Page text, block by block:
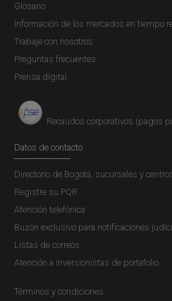
Glosario
Información de los mercados en tiempo
Trabaje con nosotros
Preguntas frecuentes
Prensa digital
Recaudos corporativos (pagos
Datos de contacto
Directorio de Bogotá, sucursales y
Registre su PQR
Atención telefónica
Buzón exclusivo para notificaciones
Listas de correos
Atención a inversionistas de portafolio
Términos y condiciones